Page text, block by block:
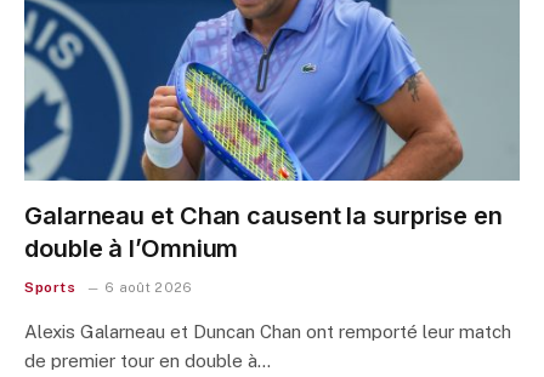
Galarneau et Chan causent la surprise en
double à l’Omnium
Sports 6 août 2026
Alexis Galarneau et Duncan Chan ont remporté leur match
de premier tour en double à…